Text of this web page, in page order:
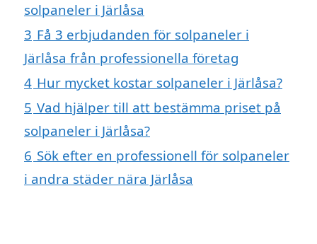
solpaneler i Järlåsa
3 Få 3 erbjudanden för solpaneler i
Järlåsa från professionella företag
4 Hur mycket kostar solpaneler i Järlåsa?
5 Vad hjälper till att bestämma priset på
solpaneler i Järlåsa?
6 Sök efter en professionell för solpaneler
i andra städer nära Järlåsa